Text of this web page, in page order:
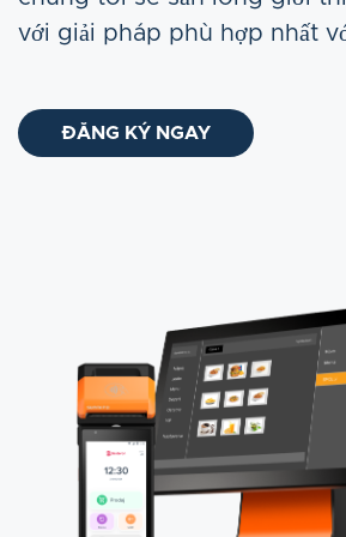
với giải pháp phù hợp nhất
ĐĂNG KÝ NGAY